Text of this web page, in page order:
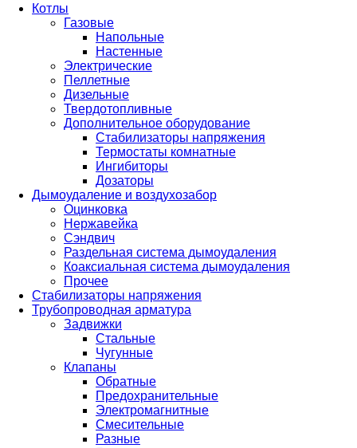
Котлы
Газовые
Напольные
Настенные
Электрические
Пеллетные
Дизельные
Твердотопливные
Дополнительное оборудование
Стабилизаторы напряжения
Термостаты комнатные
Ингибиторы
Дозаторы
Дымоудаление и воздухозабор
Оцинковка
Нержавейка
Сэндвич
Раздельная система дымоудаления
Коаксиальная система дымоудаления
Прочее
Стабилизаторы напряжения
Трубопроводная арматура
Задвижки
Стальные
Чугунные
Клапаны
Обратные
Предохранительные
Электромагнитные
Смесительные
Разные